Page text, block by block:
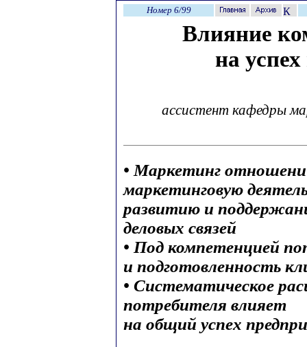
Номер 6/99
Влияние
на
ассистент кафедры
• Маркетинг
маркетинговую
развитию и
деловых связей
• Под компетенцией
и подготовленность
• Систематическое
потребителя влияет
на общий успех